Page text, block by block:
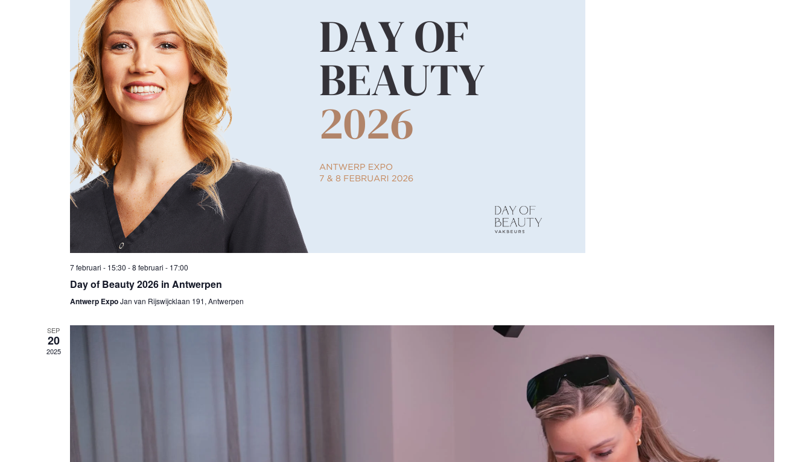
7 februari - 15:30 -8 februari - 17:00
Day of Beauty 2026 in Antwerpen
Antwerp ExpoJan van Rijswijcklaan 191, Antwerpen
SEP
20
2025